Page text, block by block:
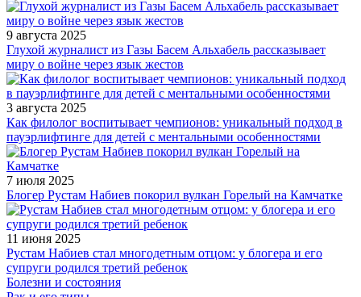
9 августа 2025
Глухой журналист из Газы Басем Альхабель рассказывает
миру о войне через язык жестов
3 августа 2025
Как филолог воспитывает чемпионов: уникальный подход в
пауэрлифтинге для детей с ментальными особенностями
7 июля 2025
Блогер Рустам Набиев покорил вулкан Горелый на Камчатке
11 июня 2025
Рустам Набиев стал многодетным отцом: у блогера и его
супруги родился третий ребенок
Болезни и состояния